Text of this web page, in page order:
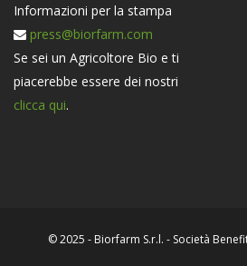
Informazioni per la stampa
press@biorfarm.com
Se sei un Agricoltore Bio e ti
piacerebbe essere dei nostri
clicca qui.
© 2025 - Biorfarm S.r.l. - Società